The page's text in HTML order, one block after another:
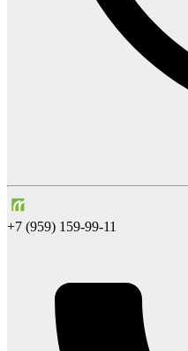
+7 (959) 159-99-11